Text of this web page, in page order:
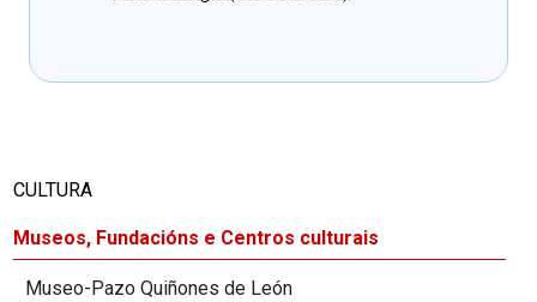
CULTURA
Museos, Fundacións e Centros culturais
Museo-Pazo Quiñones de León